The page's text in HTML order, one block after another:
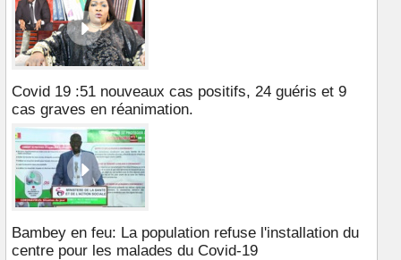
Covid 19 :51 nouveaux cas positifs, 24 guéris et 9
cas graves en réanimation.
Bambey en feu: La population refuse l'installation du
centre pour les malades du Covid-19